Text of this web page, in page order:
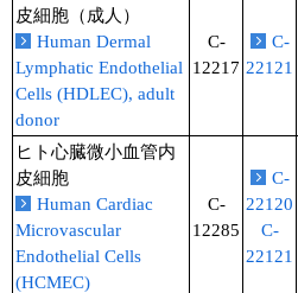
皮細胞（成人）
Human Dermal
Lymphatic Endothelial
Cells (HDLEC), adult
donor
C-
12217
C-
22121
ヒト心臓微小血管内
皮細胞
Human Cardiac
Microvascular
Endothelial Cells
(HCMEC)
C-
12285
C-
22120
C-
22121